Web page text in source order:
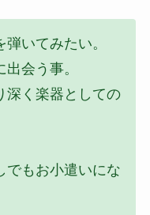
いてみたい。
会う事。
深く楽器としての
でもお小遣いにな